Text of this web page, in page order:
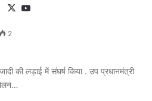
X
2
की लड़ाई में संघर्ष किया . उप प्रधानमंत्री